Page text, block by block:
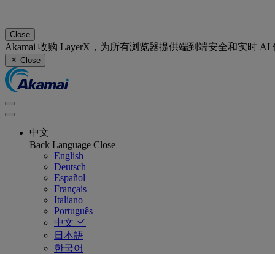
Close
Akamai 收购 LayerX，为所有浏览器提供端到端安全和实时
Close
中文
Back Language Close
English
Deutsch
Español
Français
Italiano
Português
中文
日本語
한국어